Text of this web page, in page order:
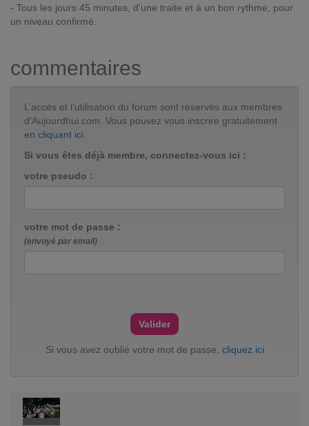
- Tous les jours 45 minutes, d'une traite et à un bon rythme, pour
un niveau confirmé.
commentaires
L’accès et l’utilisation du forum sont réservés aux membres
d'Aujourdhui.com. Vous pouvez vous inscrire gratuitement
en cliquant ici
Si vous êtes déjà membre, connectez-vous ici :
votre pseudo :
votre mot de passe :
(envoyé par email)
Si vous avez oublié votre mot de passe, cliquez ici